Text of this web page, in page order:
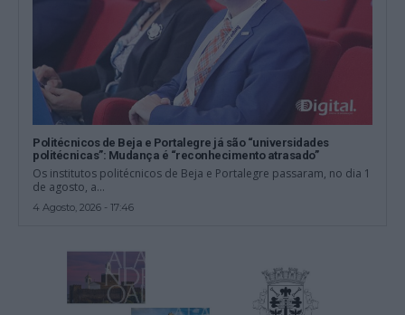
Politécnicos de Beja e Portalegre já são “universidades
politécnicas”: Mudança é “reconhecimento atrasado”
Os institutos politécnicos de Beja e Portalegre passaram, no dia 1
de agosto, a...
4 Agosto, 2026 - 17:46